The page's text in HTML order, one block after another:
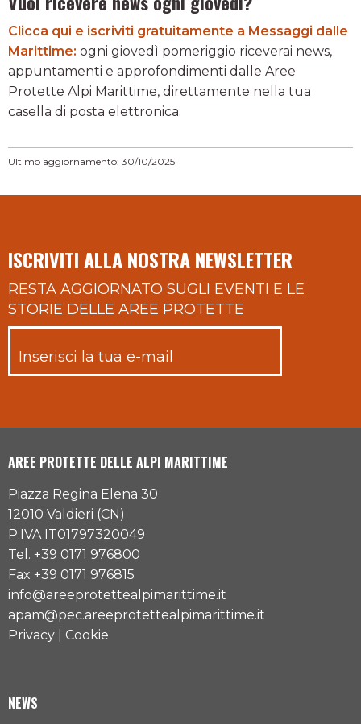
Clicca qui e iscriviti gratuitamente a Messaggi dalle
Marittime: ogni giovedì pomeriggio riceverai news,
appuntamenti e approfondimenti dalle Aree
Protette Alpi Marittime, direttamente nella tua
casella di posta elettronica.
Ultimo aggiornamento: 30/10/2025
ISCRIVITI ALLA NOSTRA NEWSLETTER
RESTA AGGIORNATO SUGLI EVENTI E LE
STORIE DELLE AREE PROTETTE
AREE PROTETTE DELLE ALPI MARITTIME
Piazza Regina Elena 30
12010 Valdieri (CN)
P.IVA IT01797320049
Tel. +39 0171 976800
Fax +39 0171 976815
info@areeprotettealpimarittime.it
apam@pec.areeprotettealpimarittime.it
Privacy
Cookie
NEWS